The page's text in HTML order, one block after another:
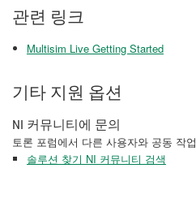
관련 링크
Multisim Live Getting Started
기타 지원 옵션
NI 커뮤니티에 문의
토론 포럼에서 다른 사용자와 공동 작업
솔루션 찾기 NI 커뮤니티 검색